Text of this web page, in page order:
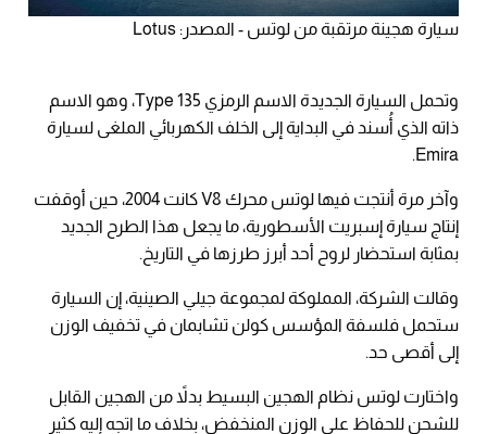
سيارة هجينة مرتقبة من لوتس - المصدر: Lotus
وتحمل السيارة الجديدة الاسم الرمزي Type 135، وهو الاسم
ذاته الذي أُسند في البداية إلى الخلف الكهربائي الملغى لسيارة
Emira.
وآخر مرة أنتجت فيها لوتس محرك V8 كانت 2004، حين أوقفت
إنتاج سيارة إسبريت الأسطورية، ما يجعل هذا الطرح الجديد
بمثابة استحضار لروح أحد أبرز طرزها في التاريخ.
وقالت الشركة، المملوكة لمجموعة جيلي الصينية، إن السيارة
ستحمل فلسفة المؤسس كولن تشابمان في تخفيف الوزن
إلى أقصى حد.
واختارت لوتس نظام الهجين البسيط بدلاً من الهجين القابل
للشحن للحفاظ على الوزن المنخفض، بخلاف ما اتجه إليه كثير